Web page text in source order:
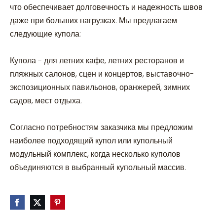
что обеспечивает долговечность и надежность швов
даже при больших нагрузках. Мы предлагаем
следующие купола:
Купола - для летних кафе, летних ресторанов и
пляжных салонов, сцен и концертов, выставочно-
экспозиционных павильонов, оранжерей, зимних
садов, мест отдыха.
Согласно потребностям заказчика мы предложим
наиболее подходящий купол или купольный
модульный комплекс, когда несколько куполов
объединяются в выбранный купольный массив.